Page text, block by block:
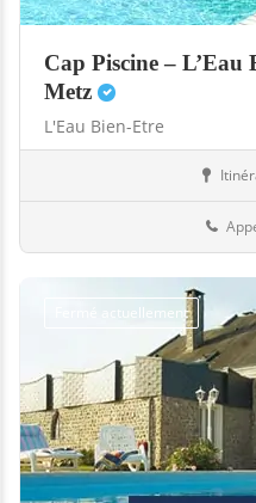
Cap Piscine – L’Eau
Metz
L'Eau Bien-Etre
Fermé actuellement